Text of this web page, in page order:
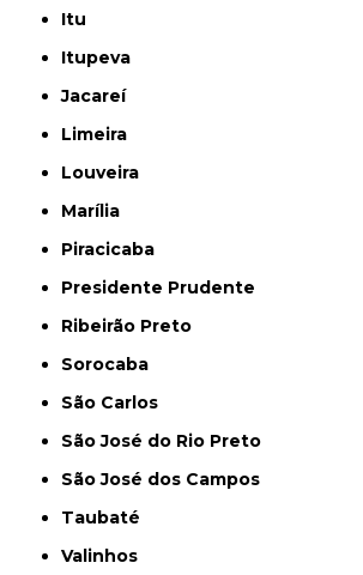
Itu
Itupeva
Jacareí
Limeira
Louveira
Marília
Piracicaba
Presidente Prudente
Ribeirão Preto
Sorocaba
São Carlos
São José do Rio Preto
São José dos Campos
Taubaté
Valinhos